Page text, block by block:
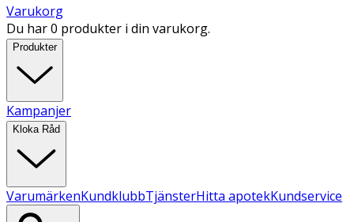
Varukorg
Du har 0 produkter i din varukorg.
Produkter
Kampanjer
Kloka Råd
VarumärkenKundklubbTjänsterHitta apotekKundservice